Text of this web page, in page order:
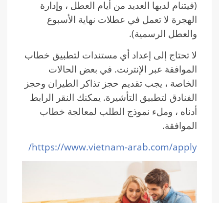
(فيتنام لديها العديد من أيام العطل ، وإدارة
الهجرة لا تعمل في عطلات نهاية الأسبوع
والعطل الرسمية).
لا تحتاج إلى إعداد أي مستندات لتطبيق خطاب
الموافقة عبر الإنترنت. في بعض الحالات
الخاصة ، يجب تقديم حجز تذاكر الطيران وحجز
الفنادق لتطبيق التأشيرة. يمكنك النقر الرابط
أدناه ، وملء نموذج الطلب لمعالجة خطاب
الموافقة.
https://www.vietnam-arab.com/apply/